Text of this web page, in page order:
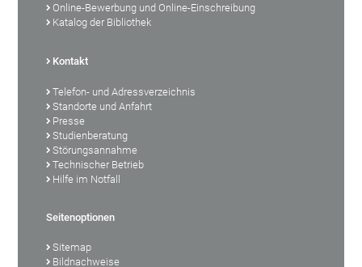
Online-Bewerbung und Online-Einschreibung
Katalog der Bibliothek
Kontakt
Telefon- und Adressverzeichnis
Standorte und Anfahrt
Presse
Studienberatung
Störungsannahme
Technischer Betrieb
Hilfe im Notfall
Seitenoptionen
Sitemap
Bildnachweise